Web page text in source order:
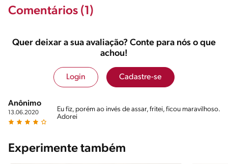
Comentários (1)
Quer deixar a sua avaliação? Conte para nós o que
achou!
Login Cadastre-se
Anônimo
13.06.2020
Eu fiz, porém ao invés de assar, fritei, ficou maravilhoso.
Adorei
Experimente também